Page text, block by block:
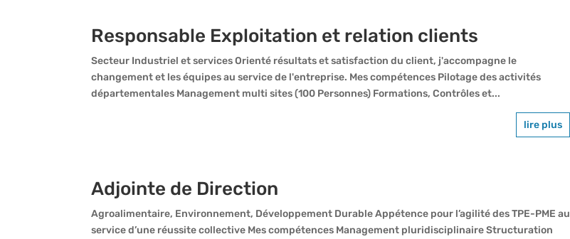
Responsable Exploitation et relation clients
Secteur Industriel et services Orienté résultats et satisfaction du client, j'accompagne le
changement et les équipes au service de l'entreprise. Mes compétences Pilotage des activités
départementales Management multi sites (100 Personnes) Formations, Contrôles et...
lire plus
Adjointe de Direction
Agroalimentaire, Environnement, Développement Durable Appétence pour l’agilité des TPE-PME au
service d’une réussite collective Mes compétences Management pluridisciplinaire Structuration